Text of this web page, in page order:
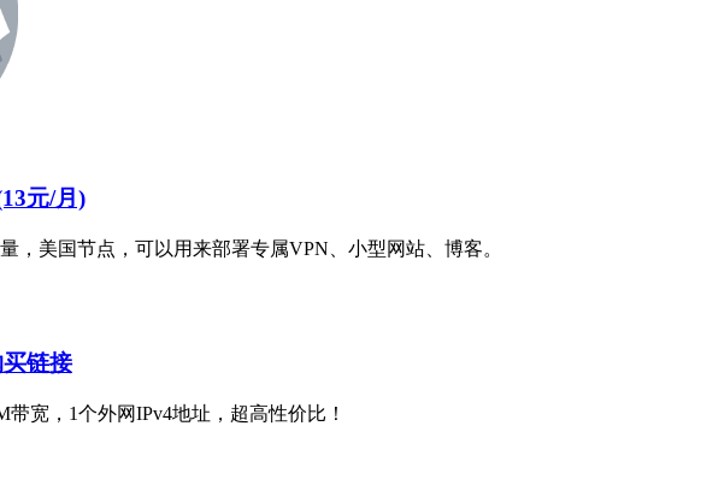
元/月)
，美国节点，可以用来部署专属VPN、小型网站、博客。
链接
带宽，1个外网IPv4地址，超高性价比！